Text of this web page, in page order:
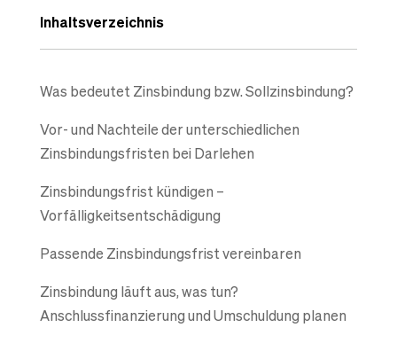
Inhaltsverzeichnis
Was bedeutet Zinsbindung bzw. Sollzinsbindung?
Vor- und Nachteile der unterschiedlichen
Zinsbindungsfristen bei Darlehen
Zinsbindungsfrist kündigen –
Vorfälligkeitsentschädigung
Passende Zinsbindungsfrist vereinbaren
Zinsbindung läuft aus, was tun?
Anschlussfinanzierung und Umschuldung planen